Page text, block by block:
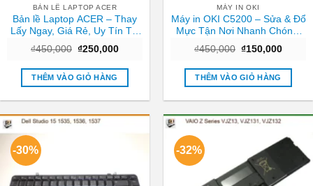
BẢN LỀ LAPTOP ACER
Bản lề Laptop ACER – Thay
Lấy Ngay, Giá Rẻ, Uy Tín Tại
₫450,000 Giá
là:
₫450,000.
₫250,000Giá
tại
₫250,000.
THÊM VÀO GIỎ HÀNG
MÁY IN OKI
Máy in OKI C5200 – Sửa & Đổ
Mực Tận Nơi Nhanh Chóng,
₫450,000 Giá
là:
₫450,000.
₫150,000Giá
tại
THÊM VÀO GIỎ HÀNG
-30% -32%